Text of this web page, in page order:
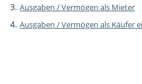
Ausgaben / Vermögen als Mieter
Ausgaben / Vermögen als Käufer